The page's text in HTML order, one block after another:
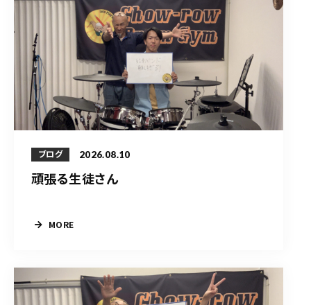
ブログ 2026.08.10
頑張る生徒さん
MORE